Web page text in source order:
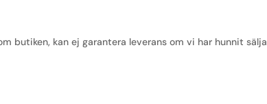
butiken, kan ej garantera leverans om vi har hunnit sälja